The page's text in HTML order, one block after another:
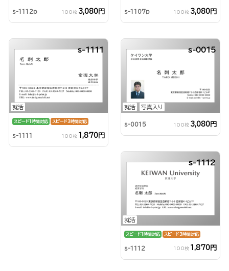
s-1112p 100枚 3,080円 s-1107p 100枚 3,080円
就活
s-1111
スピード1時間対応 スピード3時間対応
s-1111 100枚 1,870円
就活 写真入り
s-0015
s-0015 100枚 3,080円
就活
s-1112
スピード1時間対応 スピード3時間対応
s-1112 100枚 1,870円